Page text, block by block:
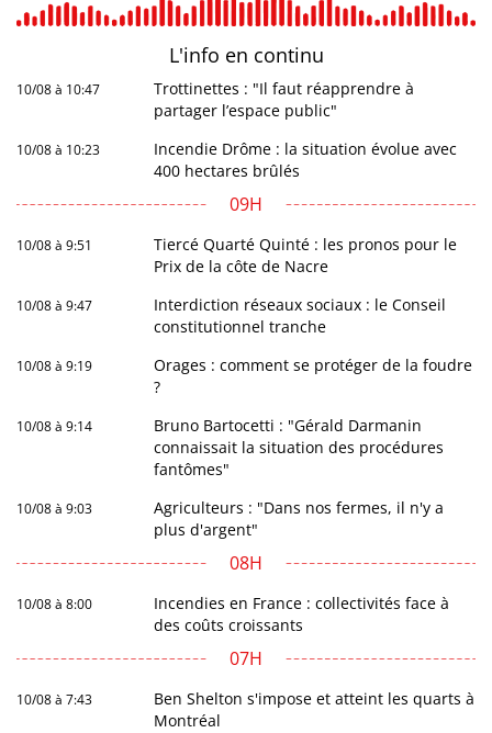
L'info en continu
10/08 à 10:47
Trottinettes : "Il faut réapprendre à
partager l’espace public"
10/08 à 10:23
Incendie Drôme : la situation évolue avec
400 hectares brûlés
09H
10/08 à 9:51
Tiercé Quarté Quinté : les pronos pour le
Prix de la côte de Nacre
10/08 à 9:47
Interdiction réseaux sociaux : le Conseil
constitutionnel tranche
10/08 à 9:19
Orages : comment se protéger de la foudre
?
10/08 à 9:14
Bruno Bartocetti : "Gérald Darmanin
connaissait la situation des procédures
fantômes"
10/08 à 9:03
Agriculteurs : "Dans nos fermes, il n'y a
plus d'argent"
08H
10/08 à 8:00
Incendies en France : collectivités face à
des coûts croissants
07H
10/08 à 7:43
Ben Shelton s'impose et atteint les quarts à
Montréal